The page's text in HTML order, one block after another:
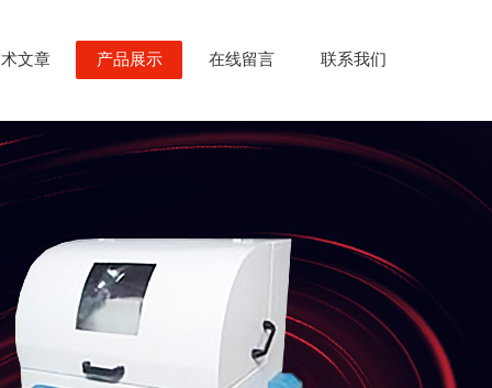
文章 产品展示 在线留言 联系我们